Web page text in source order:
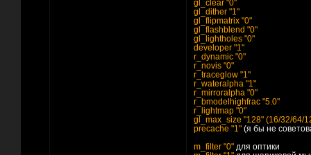
gl_clear "0"
gl_dither "1"
gl_flipmatrix "0"
gl_flashblend "0"
gl_lightholes "0"
developer "1"
r_dynamic "0"
r_novis "0"
r_traceglow "1"
r_wateralpha "1"
r_mirroralpha "0"
r_bmodelhighfrac "5.0"
r_lightmap "0"
gl_max_size "128" (16/32/64/
precache "1" (я бы не
m_filter "0" для оптики